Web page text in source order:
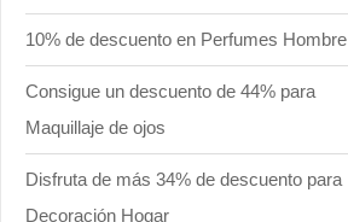
10% de descuento en Perfumes Hombre
Consigue un descuento de 44% para
Maquillaje de ojos
Disfruta de más 34% de descuento para
Decoración Hogar